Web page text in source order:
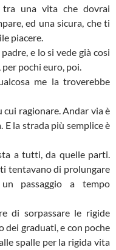
una vita che dovrai
ed una sicura, che ti
piacere.
e lo si vede già cosi
pochi euro, poi.
me la troverebbe
cui ragionare. Andar via è
la strada più semplice è
a tutti, da quelle parti.
tentavano di prolungare
passaggio a tempo
di sorpassare le rigide
dei graduati, e con poche
spalle per la rigida vita